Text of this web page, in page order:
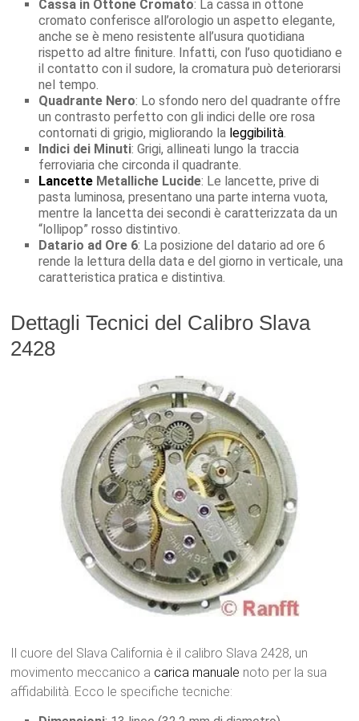
Cassa in Ottone Cromato: La cassa in ottone
cromato conferisce all’orologio un aspetto elegante,
anche se è meno resistente all’usura quotidiana
rispetto ad altre finiture. Infatti, con l’uso quotidiano e
il contatto con il sudore, la cromatura può deteriorarsi
nel tempo.
Quadrante Nero: Lo sfondo nero del quadrante offre
un contrasto perfetto con gli indici delle ore rosa
contornati di grigio, migliorando la leggibilità.
Indici dei Minuti: Grigi, allineati lungo la traccia
ferroviaria che circonda il quadrante.
Lancette Metalliche Lucide: Le lancette, prive di
pasta luminosa, presentano una parte interna vuota,
mentre la lancetta dei secondi è caratterizzata da un
“lollipop” rosso distintivo.
Datario ad Ore 6: La posizione del datario ad ore 6
rende la lettura della data e del giorno in verticale, una
caratteristica pratica e distintiva.
Dettagli Tecnici del Calibro Slava
2428
Il cuore del Slava California è il calibro Slava 2428, un
movimento meccanico a carica manuale noto per la sua
affidabilità. Ecco le specifiche tecniche: